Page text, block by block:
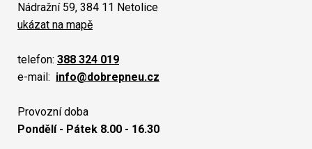
Nádražní 59, 384 11 Netolice
ukázat na mapě
telefon: 388 324 019
e-mail: info@dobrepneu.cz
Provozní doba
Pondělí - Pátek 8.00 - 16.30